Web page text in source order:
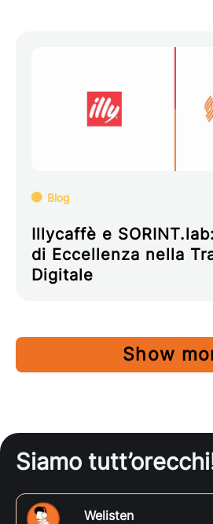
Blog
Illycaffè e
di Eccellenza nella
Digitale
Show
Siamo
Welisten